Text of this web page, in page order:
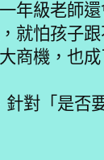
年級老師
就怕孩子
商機，也
對「是否